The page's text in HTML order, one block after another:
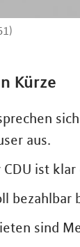
Kürze
aus.
ist klar
bezahlbar
sind